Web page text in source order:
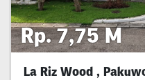
Rp. 7,75 M
La Riz Wood ,